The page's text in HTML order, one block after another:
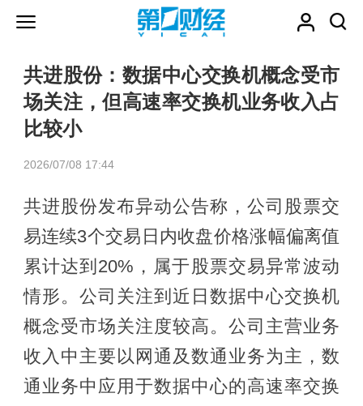
共进股份：数据中心交换机概念受市
场关注，但高速率交换机业务收入占
比较小
2026/07/08 17:44
共进股份发布异动公告称，公司股票交
易连续3个交易日内收盘价格涨幅偏离值
累计达到20%，属于股票交易异常波动
情形。公司关注到近日数据中心交换机
概念受市场关注度较高。公司主营业务
收入中主要以网通及数通业务为主，数
通业务中应用于数据中心的高速率交换